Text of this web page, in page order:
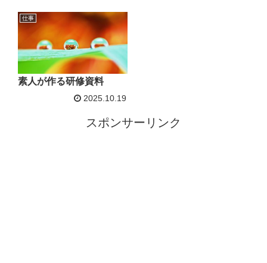
仕事
素人が作る研修資料
2025.10.19
スポンサーリンク